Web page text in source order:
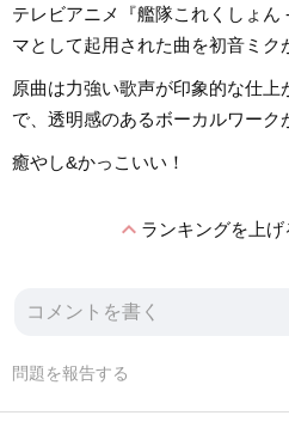
テレビアニメ『艦隊これくしょ
マとして起用された曲を初音ミク
原曲は力強い歌声が印象的な仕
で、透明感のあるボーカルワーク
癒やし&かっこいい！
expand_lessランキングを上げ
問題を報告する